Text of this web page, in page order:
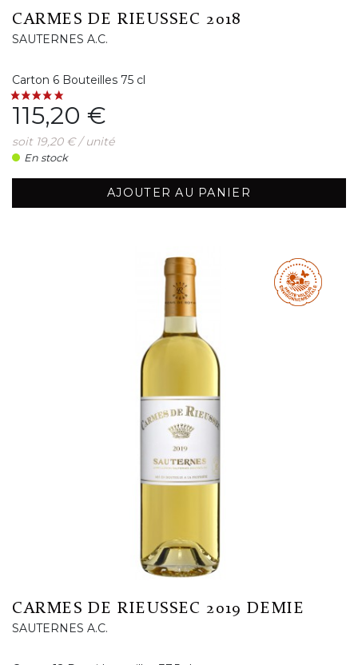
CARMES DE RIEUSSEC 2018
SAUTERNES A.C.
Carton 6 Bouteilles 75 cl
Prix
115,20 €
soit 19,20 € / unité
En stock
AJOUTER AU PANIER
CARMES DE RIEUSSEC 2019 DEMIE
SAUTERNES A.C.